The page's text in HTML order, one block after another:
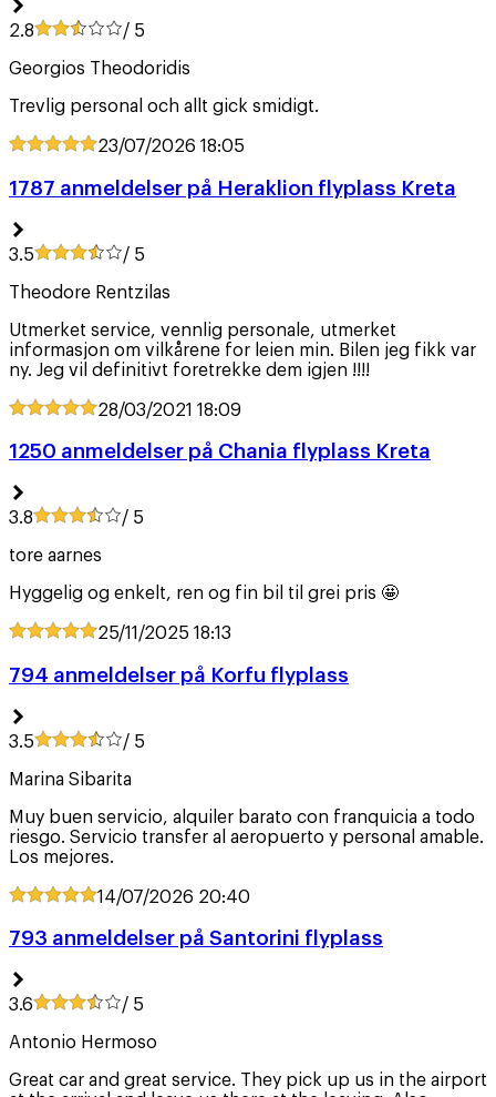
2.8 / 5
Georgios Theodoridis
Trevlig personal och allt gick smidigt.
23/07/2026 18:05
1787 anmeldelser på Heraklion flyplass Kreta
3.5 / 5
Theodore Rentzilas
Utmerket service, vennlig personale, utmerket
informasjon om vilkårene for leien min. Bilen jeg fikk var
ny. Jeg vil definitivt foretrekke dem igjen !!!!
28/03/2021 18:09
1250 anmeldelser på Chania flyplass Kreta
3.8 / 5
tore aarnes
Hyggelig og enkelt, ren og fin bil til grei pris 🤩
25/11/2025 18:13
794 anmeldelser på Korfu flyplass
3.5 / 5
Marina Sibarita
Muy buen servicio, alquiler barato con franquicia a todo
riesgo. Servicio transfer al aeropuerto y personal amable.
Los mejores.
14/07/2026 20:40
793 anmeldelser på Santorini flyplass
3.6 / 5
Antonio Hermoso
Great car and great service. They pick up us in the airport